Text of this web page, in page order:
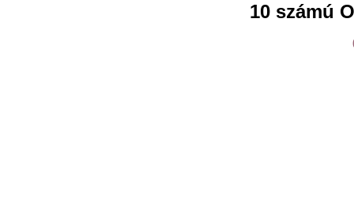
10 számú